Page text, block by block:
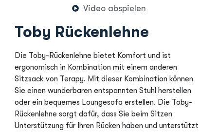
Video abspielen
Toby Rückenlehne
Die Toby-Rückenlehne bietet Komfort und ist
ergonomisch in Kombination mit einem anderen
Sitzsack von Terapy. Mit dieser Kombination können
Sie einen wunderbaren entspannten Stuhl herstellen
oder ein bequemes Loungesofa erstellen. Die Toby-
Rückenlehne sorgt dafür, dass Sie beim Sitzen
Unterstützung für Ihren Rücken haben und unterstützt